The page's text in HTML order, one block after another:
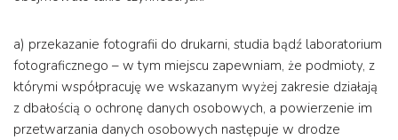
a) przekazanie fotografii do drukarni, studia bądź laboratorium
fotograficznego – w tym miejscu zapewniam, że podmioty, z
którymi współpracuję we wskazanym wyżej zakresie działają
z dbałością o ochronę danych osobowych, a powierzenie im
przetwarzania danych osobowych następuje w drodze